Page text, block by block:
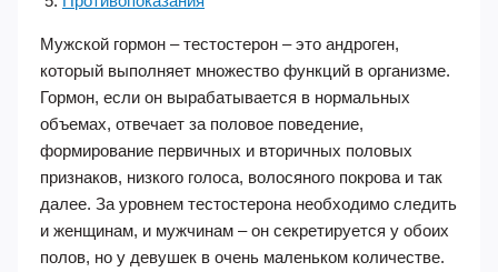
Мужской гормон – тестостерон – это андроген,
который выполняет множество функций в организме.
Гормон, если он вырабатывается в нормальных
объемах, отвечает за половое поведение,
формирование первичных и вторичных половых
признаков, низкого голоса, волосяного покрова и так
далее. За уровнем тестостерона необходимо следить
и женщинам, и мужчинам – он секретируется у обоих
полов, но у девушек в очень маленьком количестве.